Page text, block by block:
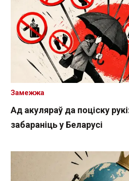
Ад акуляраў да поціску
забараніць у Беларусі
Замежжа